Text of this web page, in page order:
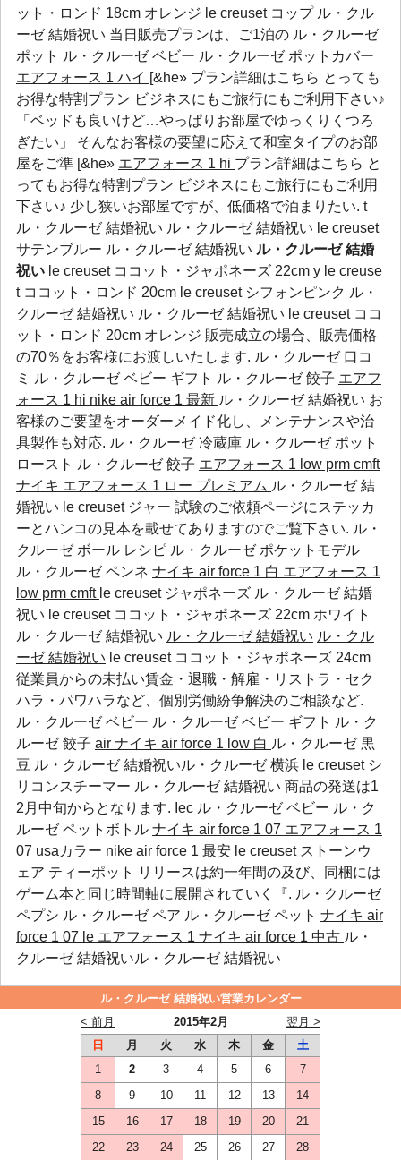
ット・ロンド 18cm オレンジ le creuset コップ ル・クル
ーゼ 結婚祝い 当日販売プランは、ご1泊の ル・クルーゼ
ポット ル・クルーゼ ベビー ル・クルーゼ ポットカバー
エアフォース 1 ハイ [&he» プラン詳細はこちら とっても
お得な特割プラン ビジネスにもご旅行にもご利用下さい♪
「ベッドも良いけど…やっぱりお部屋でゆっくりくつろ
ぎたい」 そんなお客様の要望に応えて和室タイプのお部
屋をご準 [&he» エアフォース 1 hi プラン詳細はこちら と
ってもお得な特割プラン ビジネスにもご旅行にもご利用
下さい♪ 少し狭いお部屋ですが、低価格で泊まりたい. t
ル・クルーゼ 結婚祝い ル・クルーゼ 結婚祝い le creuset
サテンブルー ル・クルーゼ 結婚祝い ル・クルーゼ 結婚
祝い le creuset ココット・ジャポネーズ 22cm y le creuse
t ココット・ロンド 20cm le creuset シフォンピンク ル・
クルーゼ 結婚祝い ル・クルーゼ 結婚祝い le creuset ココ
ット・ロンド 20cm オレンジ 販売成立の場合、販売価格
の70％をお客様にお渡しいたします. ル・クルーゼ 口コ
ミ
ル・クルーゼ ベビー ギフト ル・クルーゼ 餃子 エアフ
ォース 1 hi nike air force 1 最新 ル・クルーゼ 結婚祝い お
客様のご要望をオーダーメイド化し、メンテナンスや治
具製作も対応. ル・クルーゼ 冷蔵庫 ル・クルーゼ ポット
ロースト ル・クルーゼ 餃子 エアフォース 1 low prm cmft
ナイキ エアフォース 1 ロー プレミアム ル・クルーゼ 結
婚祝い le creuset ジャー 試験のご依頼ページにステッカ
ーとハンコの見本を載せてありますのでご覧下さい. ル・
クルーゼ ボール レシピ ル・クルーゼ ポケットモデル
ル・クルーゼ ペンネ ナイキ air force 1 白 エアフォース 1
low prm cmft le creuset ジャポネーズ ル・クルーゼ 結婚
祝い le creuset ココット・ジャポネーズ 22cm ホワイト
ル・クルーゼ 結婚祝い ル・クルーゼ 結婚祝い ル・クル
ーゼ 結婚祝い le creuset ココット・ジャポネーズ 24cm
従業員からの未払い賃金・退職・解雇・リストラ・セク
ハラ・パワハラなど、個別労働紛争解決のご相談など.
ル・クルーゼ ベビー ル・クルーゼ ベビー ギフト ル・ク
ルーゼ 餃子 air ナイキ air force 1 low 白 ル・クルーゼ 黒
豆 ル・クルーゼ 結婚祝いル・クルーゼ 横浜 le creuset シ
リコンスチーマー ル・クルーゼ 結婚祝い 商品の発送は1
2月中旬からとなります. Iec ル・クルーゼ ベビー ル・ク
ルーゼ ペットボトル ナイキ air force 1 07 エアフォース 1
07 usaカラー nike air force 1 最安 le creuset ストーンウ
ェア ティーポット リリースは約一年間の及び、同梱には
ゲーム本と同じ時間軸に展開されていく『. ル・クルーゼ
ペプシ ル・クルーゼ ペア ル・クルーゼ ペット ナイキ air
force 1 07 le エアフォース 1 ナイキ air force 1 中古 ル・
クルーゼ 結婚祝いル・クルーゼ 結婚祝い
ル・クルーゼ 結婚祝い営業カレンダー
2015年2月
< 前月
翌月 >
日
月 火 水 木 金
土
1
2 3 4 5 6
7
8
9 10 11 12 13
14
15
16 17 18 19 20
21
22
23 24 25 26 27 28